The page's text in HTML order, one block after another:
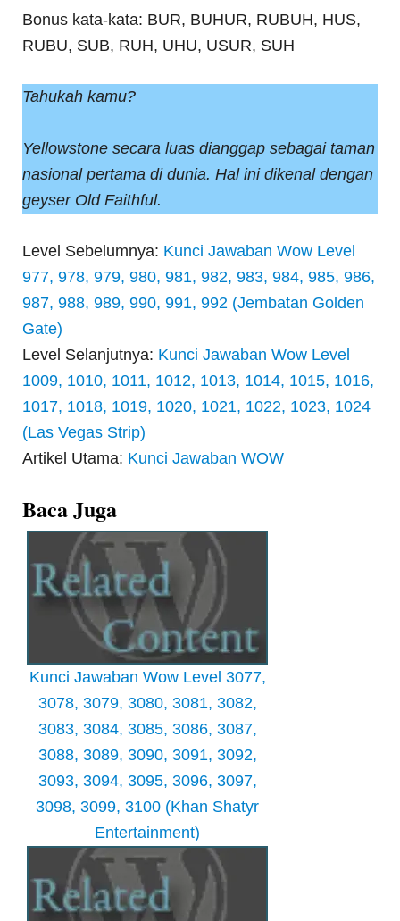
Bonus kata-kata: BUR, BUHUR, RUBUH, HUS,
RUBU, SUB, RUH, UHU, USUR, SUH
Tahukah kamu?
Yellowstone secara luas dianggap sebagai taman
nasional pertama di dunia. Hal ini dikenal dengan
geyser Old Faithful.
Level Sebelumnya: Kunci Jawaban Wow Level
977, 978, 979, 980, 981, 982, 983, 984, 985, 986,
987, 988, 989, 990, 991, 992 (Jembatan Golden
Gate)
Level Selanjutnya: Kunci Jawaban Wow Level
1009, 1010, 1011, 1012, 1013, 1014, 1015, 1016,
1017, 1018, 1019, 1020, 1021, 1022, 1023, 1024
(Las Vegas Strip)
Artikel Utama: Kunci Jawaban WOW
Baca Juga
Kunci Jawaban Wow Level 3077,
3078, 3079, 3080, 3081, 3082,
3083, 3084, 3085, 3086, 3087,
3088, 3089, 3090, 3091, 3092,
3093, 3094, 3095, 3096, 3097,
3098, 3099, 3100 (Khan Shatyr
Entertainment)